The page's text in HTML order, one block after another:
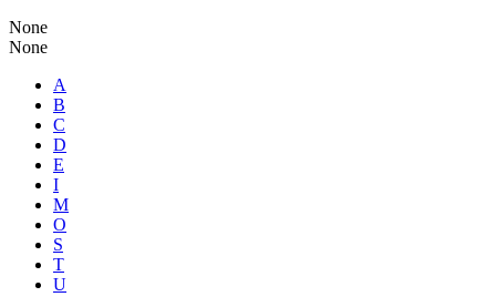
None
None
A
B
C
D
E
I
M
O
S
T
U